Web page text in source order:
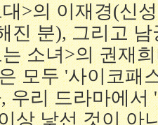
>의 이재경(신
진 분), 그리고
소녀>의 권재
모두 '사이코패
우리 드라마에서
상 낯선 것이 아